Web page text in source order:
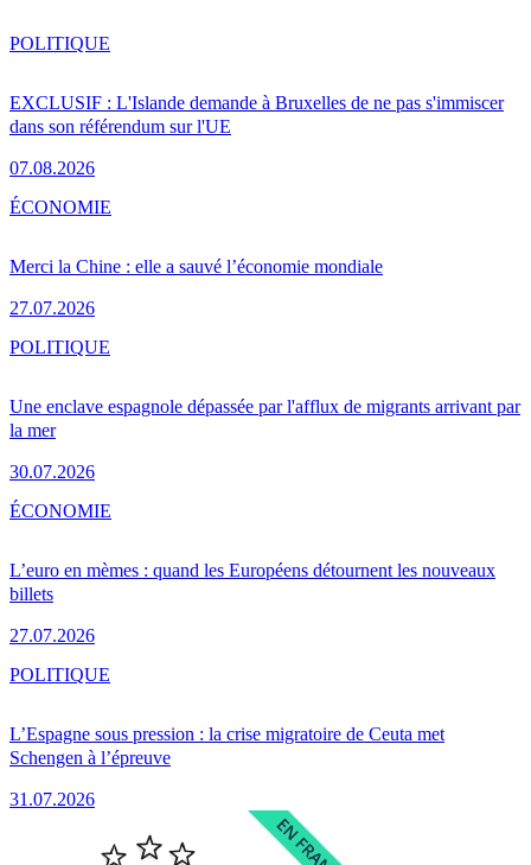
EXCLUSIF : L'Islande demande à Bruxelles de ne pas s'immiscer
dans son référendum sur l'UE
07.08.2026
POLITIQUE
Merci la Chine : elle a sauvé l’économie mondiale
27.07.2026
ÉCONOMIE
Une enclave espagnole dépassée par l'afflux de migrants arrivant par
la mer
30.07.2026
POLITIQUE
L’euro en mèmes : quand les Européens détournent les nouveaux
billets
27.07.2026
ÉCONOMIE
L’Espagne sous pression : la crise migratoire de Ceuta met
Schengen à l’épreuve
31.07.2026
POLITIQUE